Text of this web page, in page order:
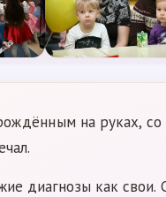
на руках, со
диагнозы как свои.